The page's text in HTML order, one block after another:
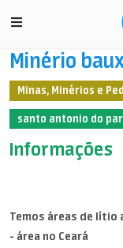
Minério
Minas, Minérios e
santo antonio do
Informações
Temos áreas de lítio
- área no Ceará